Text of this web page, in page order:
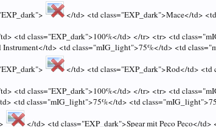
</td> <td class="EXP_dark">Mace</td>
<td class="EXP_dark">100%</td> </tr> <tr> <td
td> <td class="mIG_light">75%</td> <td
</td> <td class="EXP_dark">Rod</td>
<td class="EXP_dark">100%</td> </tr> <tr> <td
<td class="mIG_light">75%</td> <td
</td> <td class="EXP_dark">Spear mit Peco Peco</